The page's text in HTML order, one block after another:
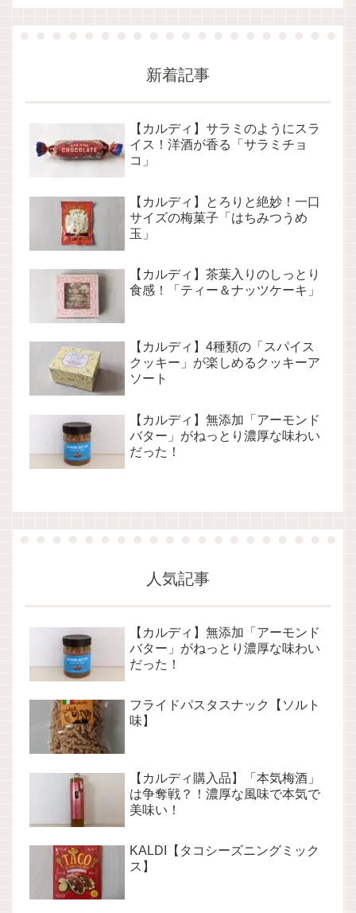
新着記事
【カルディ】サラミのようにスラ
イス！洋酒が香る「サラミチョ
コ」
【カルディ】とろりと絶妙！一口
サイズの梅菓子「はちみつうめ
玉」
【カルディ】茶葉入りのしっとり
食感！「ティー＆ナッツケーキ」
【カルディ】4種類の「スパイス
クッキー」が楽しめるクッキーア
ソート
【カルディ】無添加「アーモンド
バター」がねっとり濃厚な味わい
だった！
人気記事
【カルディ】無添加「アーモンド
バター」がねっとり濃厚な味わい
だった！
フライドパスタスナック【ソルト
味】
【カルディ購入品】「本気梅酒」
は争奪戦？！濃厚な風味で本気で
美味い！
KALDI【タコシーズニングミック
ス】